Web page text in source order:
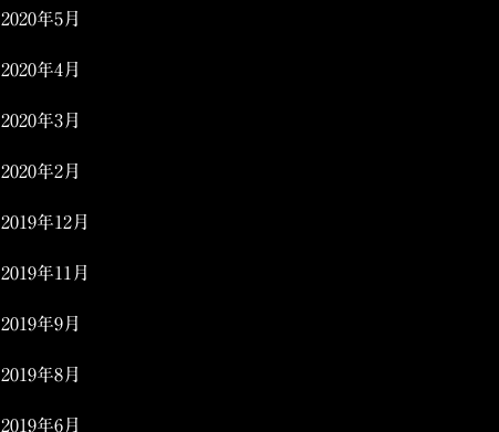
2020年5月
2020年4月
2020年3月
2020年2月
2019年12月
2019年11月
2019年9月
2019年8月
2019年6月